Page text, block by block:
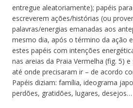
entregue aleatoriamente); papéis
escreverem ações/histórias (ou
palavras/energias emanadas aos
mesmo dia, após o término da ação
estes papéis com intenções
nas areias da Praia Vermelha (fig. 5)
até onde precisaram ir – de acordo
Papéis diziam: família, ideograma
perdões, gratidões, lugares, desejos…